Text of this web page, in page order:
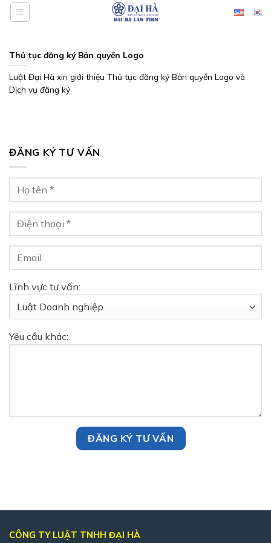
Bỏ
qua
dungThủ tục đăng ký Bản quyền Logo
Luật Đại Hà xin giới thiệu Thủ tục đăng ký Bản quyền Logo và
Dịch vụ đăng ký
ĐĂNG KÝ TƯ VẤN
Lĩnh vực tư vấn:
Yêu cầu khác:
CÔNG TY LUẬT TNHH ĐẠI HÀ